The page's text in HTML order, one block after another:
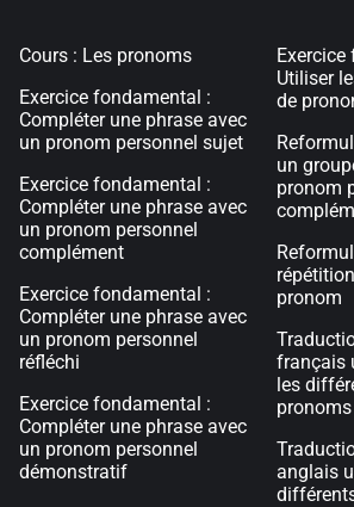
Cours : Les pronoms
Exercice fondamental :
Compléter une phrase avec
un pronom personnel sujet
Exercice fondamental :
Compléter une phrase avec
un pronom personnel
complément
Exercice fondamental :
Compléter une phrase avec
un pronom personnel
réfléchi
Exercice fondamental :
Compléter une phrase avec
un pronom personnel
démonstratif
Utiliser
de
un
pronom
pronom
français
les
pronoms
anglais